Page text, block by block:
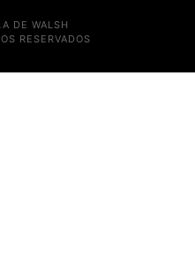
DE WALSH
RESERVADOS